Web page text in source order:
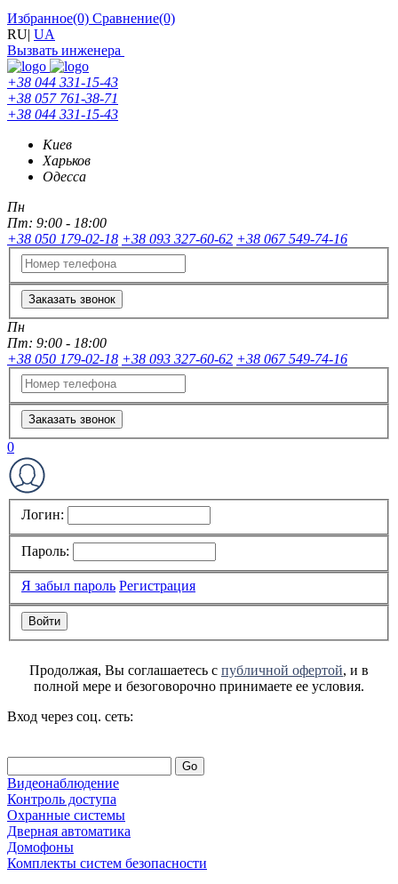
Избранное(0) Сравнение(0)
RU| UA
Вызвать инженера
+38 044 331-15-43
+38 057 761-38-71
+38 044 331-15-43
Киев
Харьков
Одесса
Пн
Пт: 9:00 - 18:00
+38 050 179-02-18 +38 093 327-60-62 +38 067 549-74-16
Заказать звонок
Пн
Пт: 9:00 - 18:00
+38 050 179-02-18 +38 093 327-60-62 +38 067 549-74-16
Заказать звонок
0
Логин:
Пароль:
Я забыл пароль Регистрация
Продолжая, Вы соглашаетесь с публичной офертой, и в
полной мере и безоговорочно принимаете ее условия.
Вход через соц. сеть:
Go
Видеонаблюдение
Контроль доступа
Охранные системы
Дверная автоматика
Домофоны
Комплекты систем безопасности